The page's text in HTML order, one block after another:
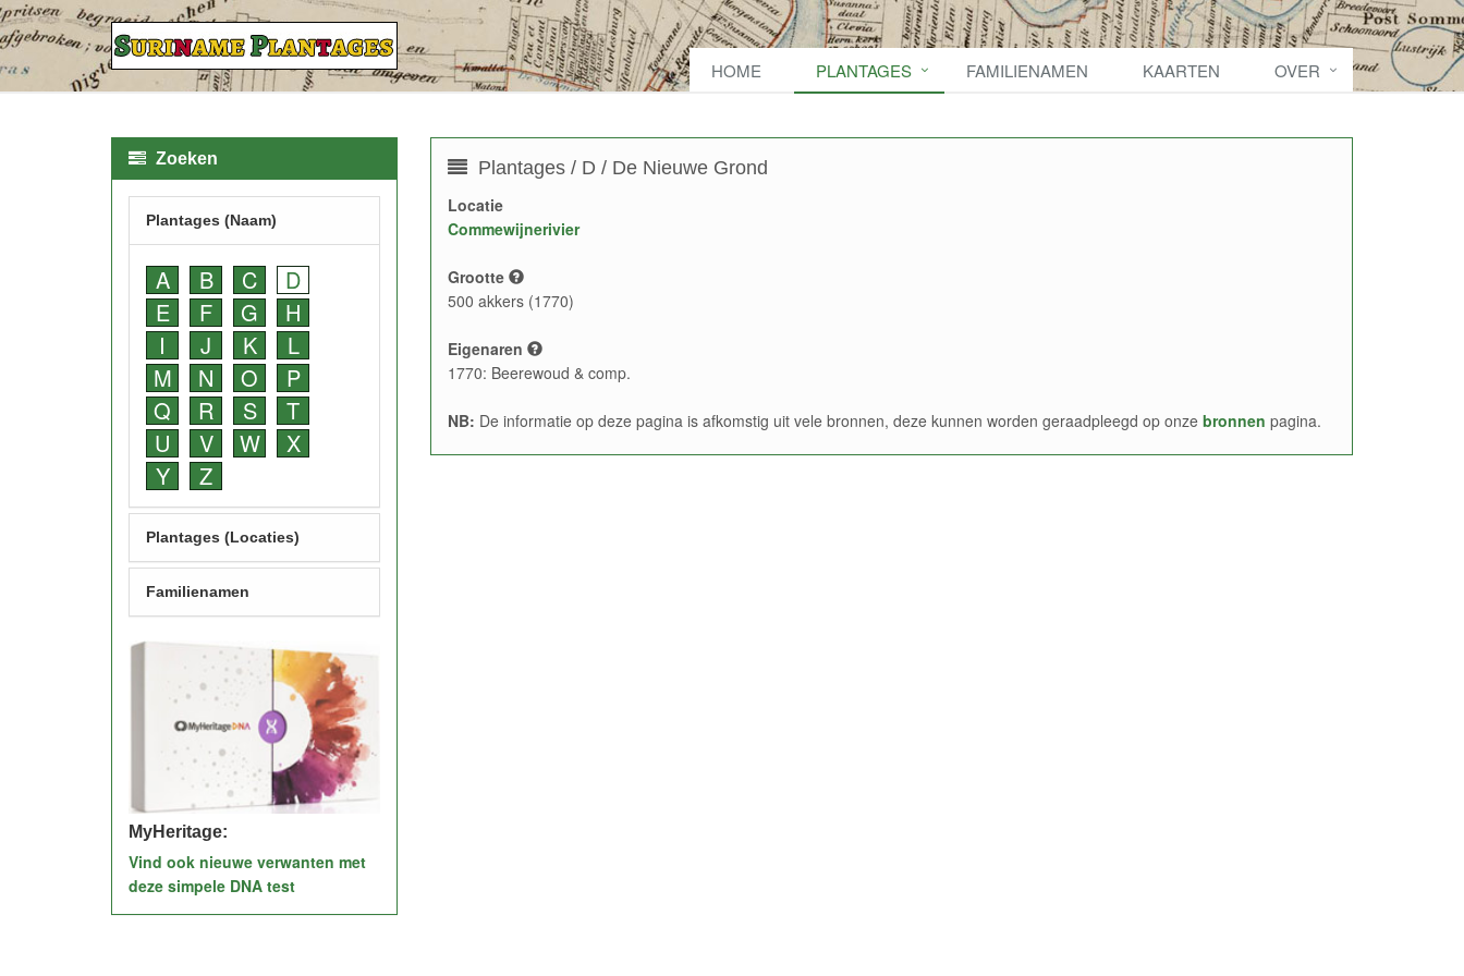
HOME PLANTAGES FAMILIENAMEN KAARTEN OVER
Plantages / D / De Nieuwe Grond
Locatie
Commewijnerivier
Grootte
500 akkers (1770)
Eigenaren
1770: Beerewoud & comp.
NB: De informatie op deze pagina is afkomstig uit vele bronnen, deze kunnen worden geraadpleegd op onze bronnen pagina.
Zoeken
Plantages (Naam)
A B C
D
E
F G
H
I
J K
L
M
N O
P
Q
R S
T
U
V W
X
Y
Z
Plantages (Locaties)
Familienamen
MyHeritage:
Vind ook nieuwe verwanten met
deze simpele DNA test